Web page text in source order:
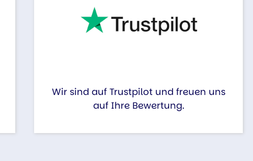
Wir sind auf Trustpilot und freuen uns
auf Ihre Bewertung.